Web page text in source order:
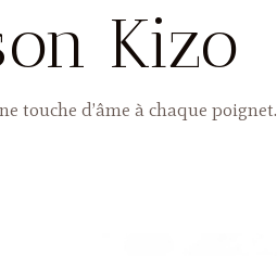
Kizo
touche d’âme à chaque poignet.